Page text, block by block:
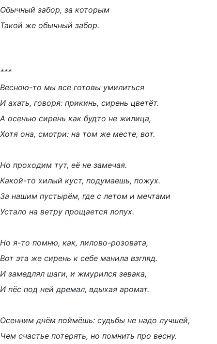
Обычный забор, за которым
Такой же обычный забор.
***
Весною-то мы все готовы умилиться
И ахать, говоря: прикинь, сирень цветёт.
А осенью сирень как будто не жилица,
Хотя она, смотри: на том же месте, вот.
Но проходим тут, её не замечая.
Какой-то хилый куст, подумаешь, пожух.
За нашим пустырём, где с летом и мечтами
Устало на ветру прощается лопух.
Но я-то помню, как, лилово-розовата,
Вот эта же сирень к себе манила взгляд.
И замедлял шаги, и жмурился зевака,
И пёс под ней дремал, вдыхая аромат.
Осенним днём поймёшь: судьбы не надо лучшей,
Чем счастье потерять, но помнить про весну.